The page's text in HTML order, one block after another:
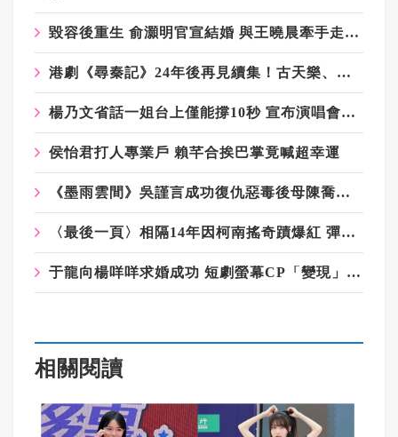
毀容後重生 俞灝明官宣結婚 與王曉晨牽手走過低谷
港劇《尋秦記》24年後再見續集！古天樂、林峯、宣萱原班人馬合體
楊乃文省話一姐台上僅能撐10秒 宣布演唱會將唱回台北
侯怡君打人專業戶 賴芊合挨巴掌竟喊超幸運
《墨雨雲間》吳謹言成功復仇惡毒後母陳喬恩 伊能靜曝于正製作動機
〈最後一頁〉相隔14年因柯南搖奇蹟爆紅 彈頭不敢跳自嘲四肢不健全
于龍向楊咩咩求婚成功 短劇螢幕CP「變現」熱搜破億
相關閱讀